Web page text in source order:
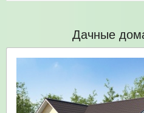
Дачные